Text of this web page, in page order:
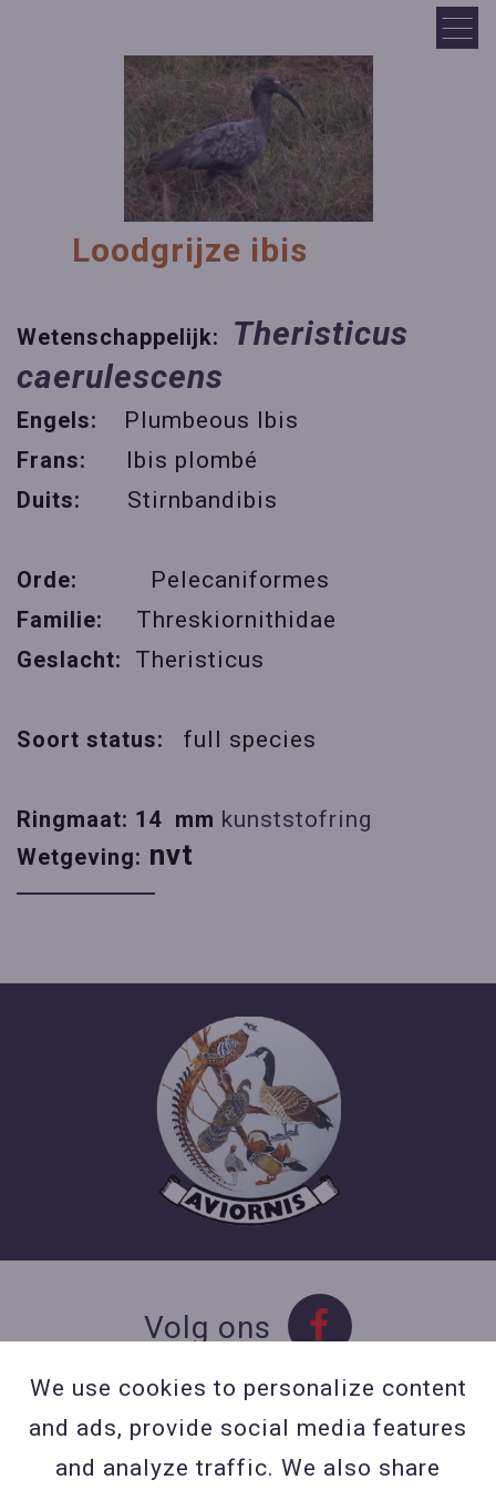
Loodgrijze ibis
Wetenschappelijk: Theristicus
caerulescens
Engels: Plumbeous Ibis
Frans: Ibis plombé
Duits: Stirnbandibis
Orde:
Pelecaniformes
Familie:
Threskiornithidae
Geslacht:
Theristicus
Soort status: full species
Ringmaat: 14 mm kunststofring
Wetgeving: nvt
Volg ons
Contact
We use cookies to personalize content
and ads, provide social media features
and analyze traffic. We also share